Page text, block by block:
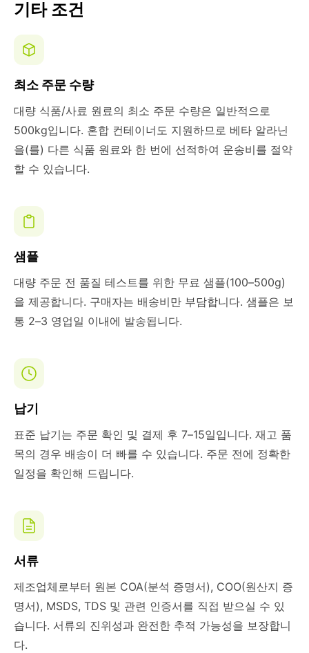
기타 조건
최소 주문 수량
대량 식품/사료 원료의 최소 주문 수량은 일반적으로
500kg입니다. 혼합 컨테이너도 지원하므로 베타 알라닌
을(를) 다른 식품 원료와 한 번에 선적하여 운송비를 절약
할 수 있습니다.
샘플
대량 주문 전 품질 테스트를 위한 무료 샘플(100–500g)
을 제공합니다. 구매자는 배송비만 부담합니다. 샘플은 보
통 2–3 영업일 이내에 발송됩니다.
납기
표준 납기는 주문 확인 및 결제 후 7–15일입니다. 재고 품
목의 경우 배송이 더 빠를 수 있습니다. 주문 전에 정확한
일정을 확인해 드립니다.
서류
제조업체로부터 원본 COA(분석 증명서), COO(원산지 증
명서), MSDS, TDS 및 관련 인증서를 직접 받으실 수 있
습니다. 서류의 진위성과 완전한 추적 가능성을 보장합니
다.